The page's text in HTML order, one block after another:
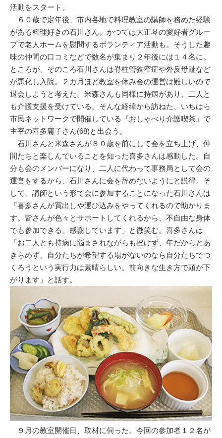
活動をスタート。
６０歳で定年後、市内各地で料理教室の講師を務めた経験
がある料理好きの石川さん。かつては大正琴の愛好者グルー
プで老人ホームを慰問するボランティア活動も。そうした趣
味の仲間の口コミなどで数名が集まり２年後には１４名に。
ところが、そのころ石川さんは脊柱管狭窄症や外反母趾など
が悪化し入院。２カ月ほど教室を休み会の運営は難しいので
退会しようと考えた。米森さんも同様に持病があり、二人と
も介護支援を受けている。そんな経緯から訪ねた、いちはら
市民ネットワークで開催している『おしゃべり介護喫茶』で
主宰の喜多庸子さん(68)と出会う。
石川さんと米森さんが８０歳を前にして会を立ち上げ、仲
間たちと楽しんでいることを知った喜多さんは感動した。自
分も会のメンバーになり、二人に代わって事務局として会の
運営をするから、石川さんに会を辞めないようにと説得。そ
して、講師という形で会に参加することになった石川さんは
「喜多さんが買出しや運び込みをやってくれるので助かりま
す。皆さんが色々とサポートしてくれるから、不自由な身体
でも参加できる。感謝しています」と微笑む。喜多さんは
「お二人とも持病に悩まされながらも挫けず、年だからとあ
きらめず、自分たちが希望する場がないのなら自分たちでつ
くろうという実行力は素晴らしい。前向きな生き方で頭が下
がります」と話す。
９月の教室開催日、取材に伺った。今回の参加者１２名が